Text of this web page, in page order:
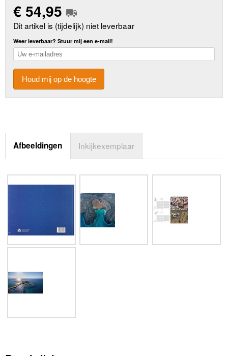
€54,95
Dit artikel is (tijdelijk) niet leverbaar
Weer leverbaar? Stuur mij een e-mail!
Houd mij op de hoogte
Afbeeldingen Inkijkexemplaar